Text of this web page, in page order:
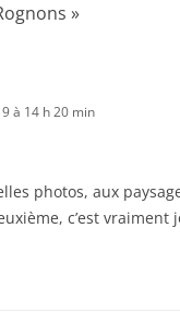
»
à 14 h 20 min
photos, aux
c’est vraiment